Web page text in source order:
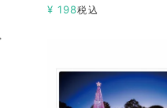
¥ 198税込